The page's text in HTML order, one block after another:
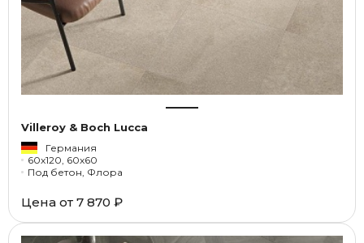
Villeroy & Boch Lucca
Германия
60x120, 60x60
Под бетон, Флора
Цена от 7 870 ₽